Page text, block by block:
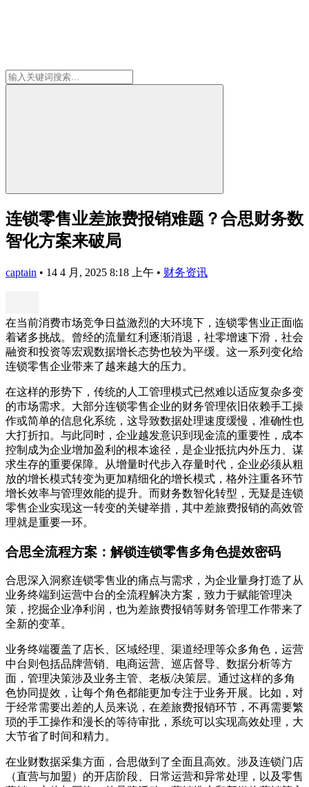
连锁零售业差旅费报销难题？合思财务数
智化方案来破局
captain • 14 4 月, 2025 8:18 上午 • 财务资讯
在当前消费市场竞争日益激烈的大环境下，连锁零售业正面临
着诸多挑战。曾经的流量红利逐渐消退，社零增速下滑，社会
融资和投资等宏观数据增长态势也较为平缓。这一系列变化给
连锁零售企业带来了越来越大的压力。
在这样的形势下，传统的人工管理模式已然难以适应复杂多变
的市场需求。大部分连锁零售企业的财务管理依旧依赖手工操
作或简单的信息化系统，这导致数据处理速度缓慢，准确性也
大打折扣。与此同时，企业越发意识到现金流的重要性，成本
控制成为企业增加盈利的根本途径，是企业抵抗内外压力、谋
求生存的重要保障。从增量时代步入存量时代，企业必须从粗
放的增长模式转变为更加精细化的增长模式，格外注重各环节
增长效率与管理效能的提升。而财务数智化转型，无疑是连锁
零售企业实现这一转变的关键举措，其中差旅费报销的高效管
理就是重要一环。
合思全流程方案：解锁连锁零售多角色提效密码
合思深入洞察连锁零售业的痛点与需求，为企业量身打造了从
业务终端到运营中台的全流程解决方案，致力于赋能管理决
策，挖掘企业净利润，也为差旅费报销等财务管理工作带来了
全新的变革。
业务终端覆盖了店长、区域经理、渠道经理等众多角色，运营
中台则包括品牌营销、电商运营、巡店督导、数据分析等方
面，管理决策涉及业务主管、老板/决策层。通过这样的多角
色协同提效，让每个角色都能更加专注于业务开展。比如，对
于经常需要出差的人员来说，在差旅费报销环节，不再需要繁
琐的手工操作和漫长的等待审批，系统可以实现高效处理，大
大节省了时间和精力。
在业财数据采集方面，合思做到了全面且高效。涉及连锁门店
（直营与加盟）的开店阶段、日常运营和异常处理，以及零售